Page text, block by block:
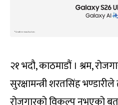
२१ भदौ, काठमाडौं । श्रम,
सुरक्षामन्त्री शरतसिंह